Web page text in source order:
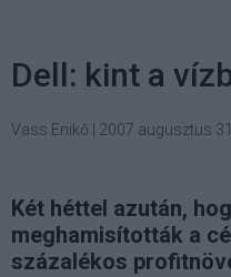
Dell: kint a
Vass Enikő 2007 augusztus
Két héttel azután,
meghamisították a
százalékos